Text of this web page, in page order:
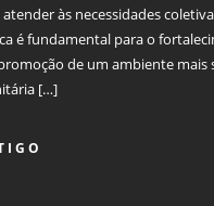
às necessidades
é fundamental para o
de um ambiente mais
[…]